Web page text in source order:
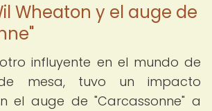
Wheaton y el auge de
influyente en el mundo de
mesa, tuvo un impacto
el auge de "Carcassonne" a